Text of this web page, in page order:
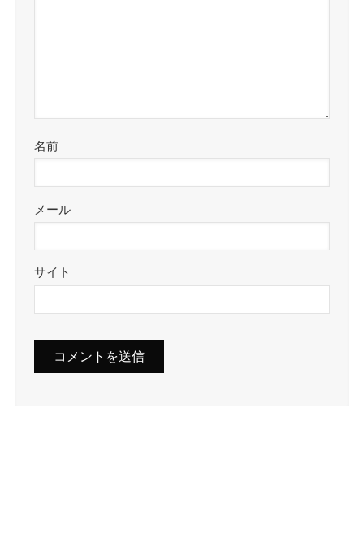
名前
メール
サイト